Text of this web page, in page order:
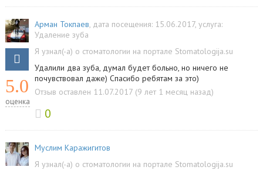
5.0
оценка
Арман Токпаев, дата посещения: 15.06.2017, услуга:
Удаление зуба
Я узнал(-а) о стоматологии на портале Stomatologija.su
Удалили два зуба, думал будет больно, но ничего не
почувствовал даже) Спасибо ребятам за это)
Отзыв оставлен 11.07.2017 (9 лет 1 месяц назад)
0
Муслим Каражигитов
Я узнал(-а) о стоматологии на портале Stomatologija.su